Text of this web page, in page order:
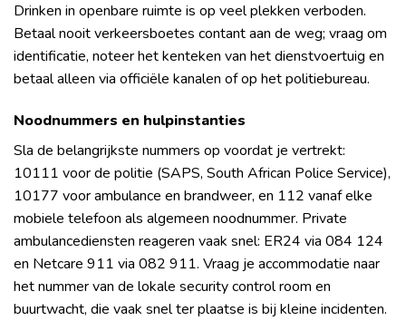
Drinken in openbare ruimte is op veel plekken verboden.
Betaal nooit verkeersboetes contant aan de weg; vraag om
identificatie, noteer het kenteken van het dienstvoertuig en
betaal alleen via officiële kanalen of op het politiebureau.
Noodnummers en hulpinstanties
Sla de belangrijkste nummers op voordat je vertrekt:
10111 voor de politie (SAPS, South African Police Service),
10177 voor ambulance en brandweer, en 112 vanaf elke
mobiele telefoon als algemeen noodnummer. Private
ambulancediensten reageren vaak snel: ER24 via 084 124
en Netcare 911 via 082 911. Vraag je accommodatie naar
het nummer van de lokale security control room en
buurtwacht, die vaak snel ter plaatse is bij kleine incidenten.